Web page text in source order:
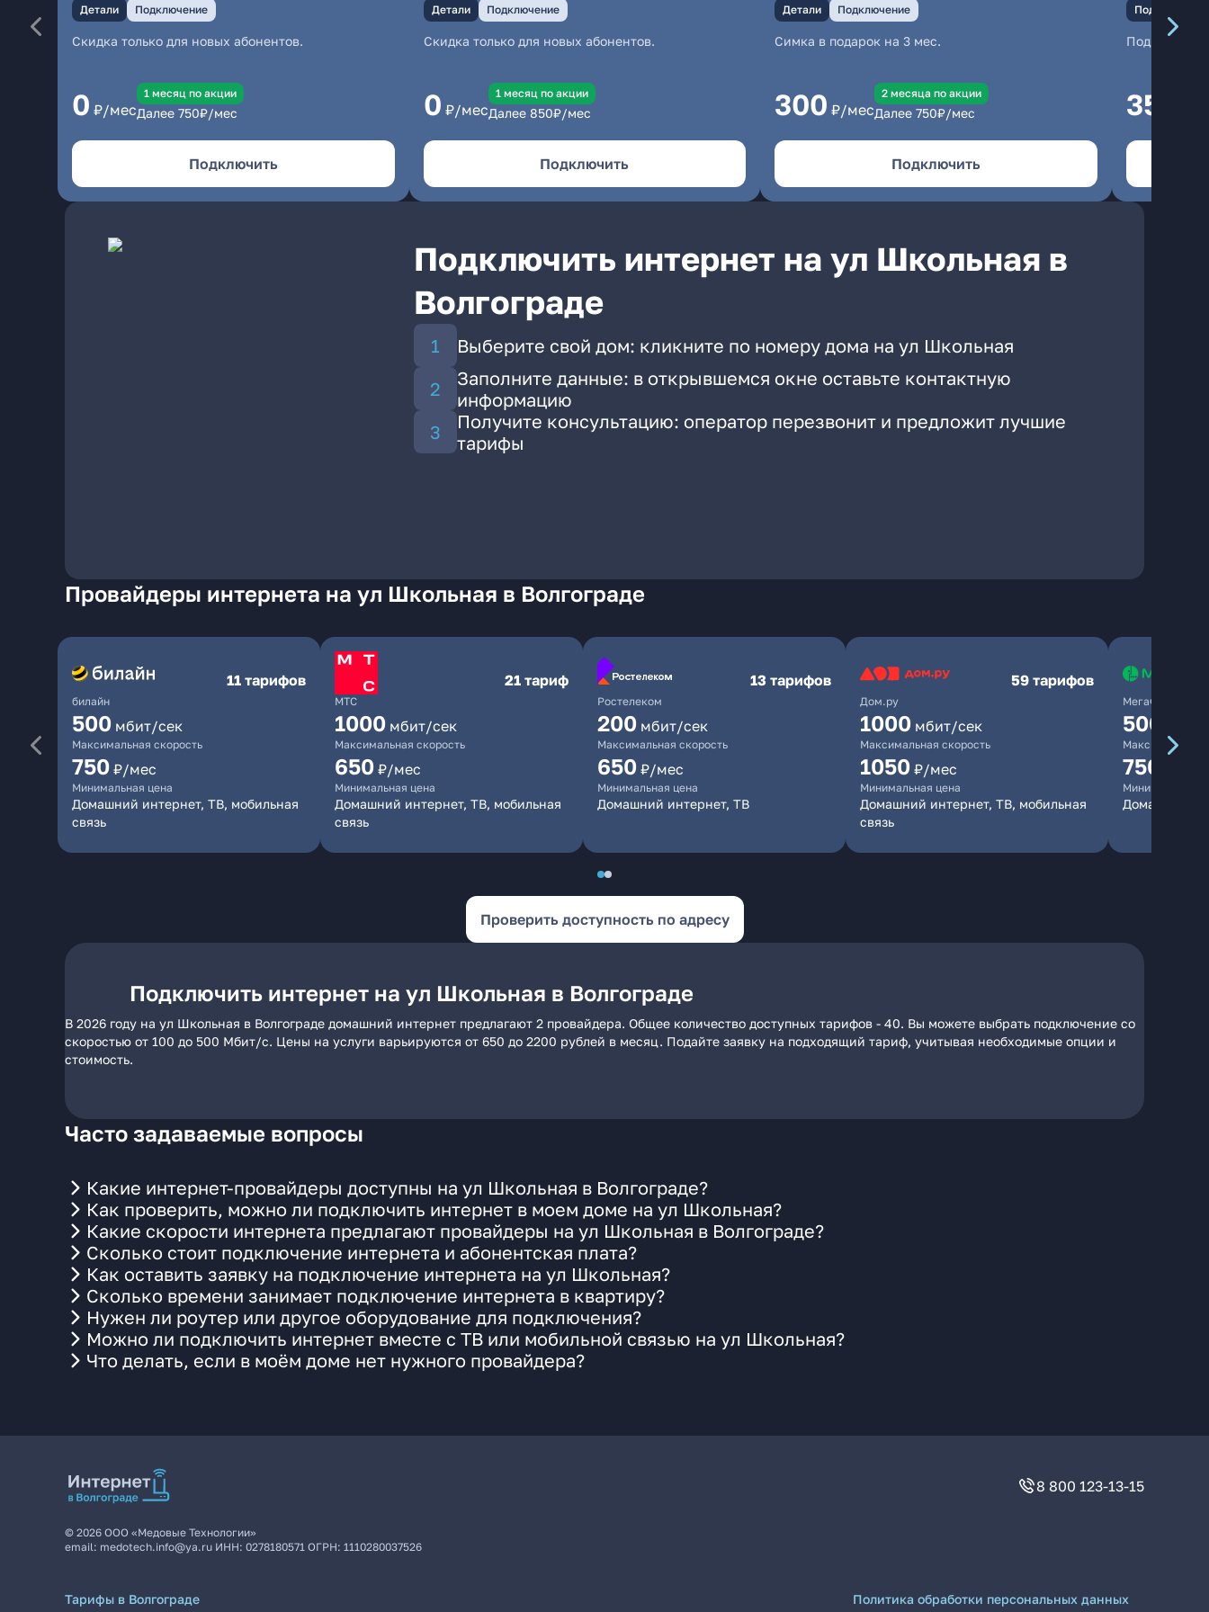
Детали Подключение
Скидка только для новых абонентов.
0 ₽/мес
1 месяц по акции
Далее 750₽/мес
Подключить
Детали Подключение
Скидка только для новых абонентов.
0 ₽/мес
1 месяц по акции
Далее 850₽/мес
Подключить
Детали Подключение
Симка в подарок на 3 мес.
300 ₽/мес
2 месяцa по акции
Далее 750₽/мес
Подключить
Подключение
350
Подключить интернет на ул Школьная в
Волгограде
Выберите свой дом: кликните по номеру дома на ул Школьная
Заполните данные: в открывшемся окне оставьте контактную
информацию
Получите консультацию: оператор перезвонит и предложит лучшие
тарифы
Провайдеры интернета на ул Школьная в Волгограде
билайн
11 тарифов
500 мбит/сек
Максимальная скорость
750 ₽/мес
Минимальная цена
Домашний интернет, ТВ, мобильная
связь
МТС
21 тариф
1000 мбит/сек
Максимальная скорость
650 ₽/мес
Минимальная цена
Домашний интернет, ТВ, мобильная
связь
Ростелеком
13 тарифов
200 мбит/сек
Максимальная скорость
650 ₽/мес
Минимальная цена
Домашний интернет, ТВ
Дом.ру
59 тарифов
1000 мбит/сек
Максимальная скорость
1050 ₽/мес
Минимальная цена
Домашний интернет, ТВ, мобильная
связь
МегаФон
500
Максимальная
750
Минимальная
Домашний
Проверить доступность по адресу
Подключить интернет на ул Школьная в Волгограде
В 2026 году на ул Школьная в Волгограде домашний интернет предлагают 2 провайдера. Общее количество доступных тарифов - 40. Вы можете выбрать подключение со
скоростью от 100 до 500 Мбит/с. Цены на услуги варьируются от 650 до 2200 рублей в месяц. Подайте заявку на подходящий тариф, учитывая необходимые опции и
стоимость.
Часто задаваемые вопросы
Какие интернет-провайдеры доступны на ул Школьная в Волгограде?
Как проверить, можно ли подключить интернет в моем доме на ул Школьная?
Какие скорости интернета предлагают провайдеры на ул Школьная в Волгограде?
Сколько стоит подключение интернета и абонентская плата?
Как оставить заявку на подключение интернета на ул Школьная?
Сколько времени занимает подключение интернета в квартиру?
Нужен ли роутер или другое оборудование для подключения?
Можно ли подключить интернет вместе с ТВ или мобильной связью на ул Школьная?
Что делать, если в моём доме нет нужного провайдера?
8 800 123-13-15
© 2026 ООО «Медовые Технологии»
email: medotech.info@ya.ru ИНН: 0278180571 ОГРН: 1110280037526
Тарифы в Волгограде
Политика обработки персональных данных